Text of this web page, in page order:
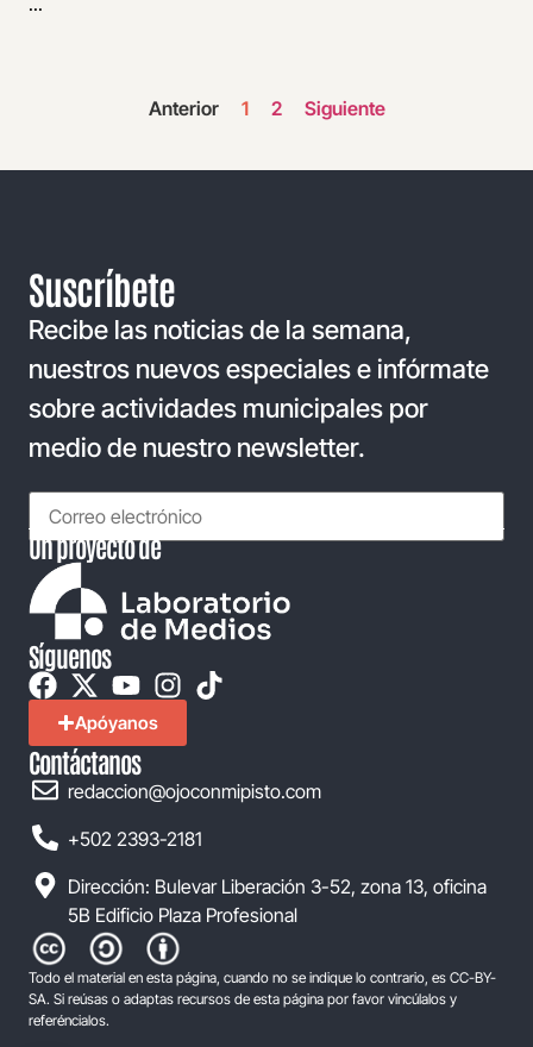
Anterior 1 2 Siguiente
Suscríbete
Recibe las noticias de la semana,
nuestros nuevos especiales e infórmate
sobre actividades municipales por
medio de nuestro newsletter.
Un proyecto de
Síguenos
Apóyanos
Contáctanos
redaccion@ojoconmipisto.com
+502 2393-2181
Dirección: Bulevar Liberación 3-52, zona 13, oficina
5B Edificio Plaza Profesional
Todo el material en esta página, cuando no se indique lo contrario, es CC-BY-
SA. Si reúsas o adaptas recursos de esta página por favor vincúlalos y
referéncialos.